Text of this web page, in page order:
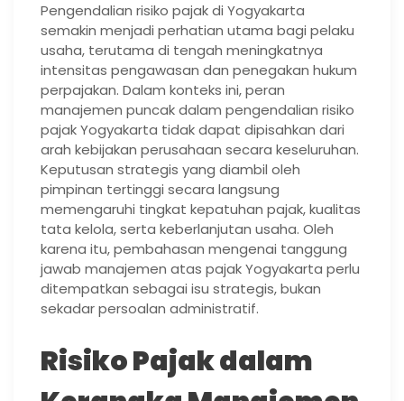
Pengendalian risiko pajak di Yogyakarta
semakin menjadi perhatian utama bagi pelaku
usaha, terutama di tengah meningkatnya
intensitas pengawasan dan penegakan hukum
perpajakan. Dalam konteks ini, peran
manajemen puncak dalam pengendalian risiko
pajak Yogyakarta tidak dapat dipisahkan dari
arah kebijakan perusahaan secara keseluruhan.
Keputusan strategis yang diambil oleh
pimpinan tertinggi secara langsung
memengaruhi tingkat kepatuhan pajak, kualitas
tata kelola, serta keberlanjutan usaha. Oleh
karena itu, pembahasan mengenai tanggung
jawab manajemen atas pajak Yogyakarta perlu
ditempatkan sebagai isu strategis, bukan
sekadar persoalan administratif.
Risiko Pajak dalam